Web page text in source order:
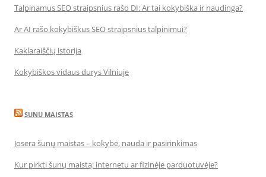
Talpinamus SEO straipsnius rašo DI: Ar tai kokybiška ir naudinga?
Ar AI rašo kokybiškus SEO straipsnius talpinimui?
Kaklaraiščių istorija
Kokybiškos vidaus durys Vilniuje
SUNU MAISTAS
Josera šunų maistas – kokybė, nauda ir pasirinkimas
Kur pirkti šunų maistą: internetu ar fizinėje parduotuvėje?